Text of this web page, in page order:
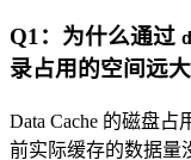
Q1：为什么通过
录占用的空间远
Data Cache 的磁盘
前实际缓存的数据量